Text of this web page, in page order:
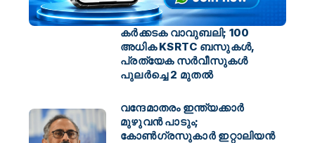
കർക്കടക വാവുബലി; 100
അധിക KSRTC ബസുകൾ,
പ്രത്യേക സർവീസുകൾ
പുലർച്ചെ 2 മുതൽ
വന്ദേമാതരം ഇന്ത്യക്കാർ
മുഴുവൻ പാടും;
കോൺഗ്രസുകാർ ഇറ്റാലിയൻ